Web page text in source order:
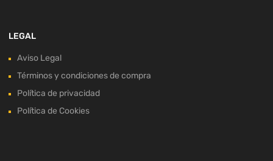
LEGAL
Aviso Legal
Términos y condiciones de compra
Política de privacidad
Política de Cookies